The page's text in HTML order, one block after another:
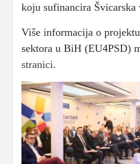
koju sufinancira Švicarska
Više informacija o
sektora u BiH (EU4PSD)
stranici.